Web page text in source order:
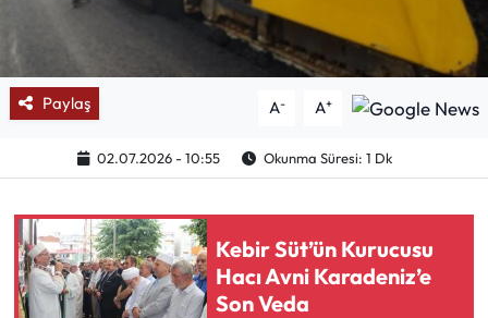
Paylaş A- A+
02.07.2026 - 10:55 Okunma Süresi: 1 Dk
Kebir Süt’ün Kurucusu
Hacı Avni Karadeniz’e
Son Veda
Köşe Yazıları
BIK
ASTROLOJİ
Spor Yazıları
Mektup Galeri